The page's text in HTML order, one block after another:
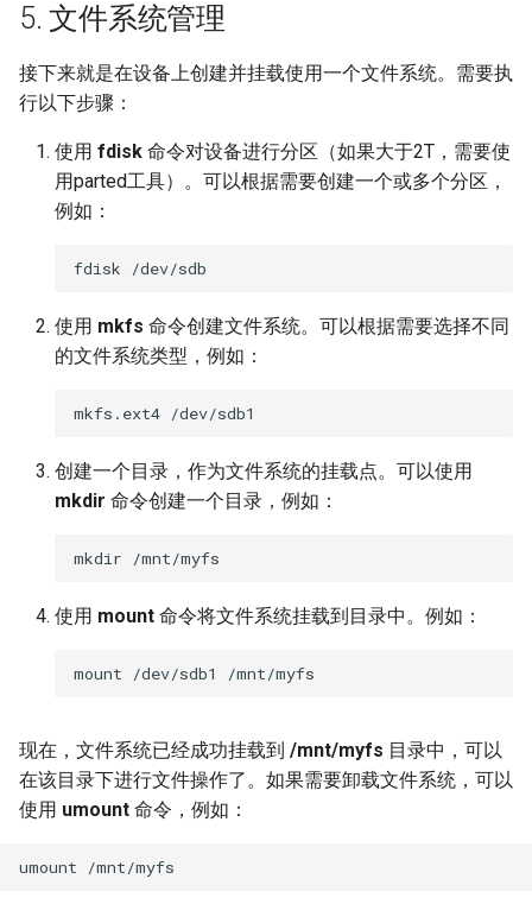
5. 文件系统管理
接下来就是在设备上创建并挂载使用一个文件系统。需要执
行以下步骤：
使用 fdisk 命令对设备进行分区（如果大于2T，需要使
用parted工具）。可以根据需要创建一个或多个分区，
例如：
使用 mkfs 命令创建文件系统。可以根据需要选择不同
的文件系统类型，例如：
创建一个目录，作为文件系统的挂载点。可以使用
mkdir 命令创建一个目录，例如：
使用 mount 命令将文件系统挂载到目录中。例如：
现在，文件系统已经成功挂载到 /mnt/myfs 目录中，可以
在该目录下进行文件操作了。如果需要卸载文件系统，可以
使用 umount 命令，例如：